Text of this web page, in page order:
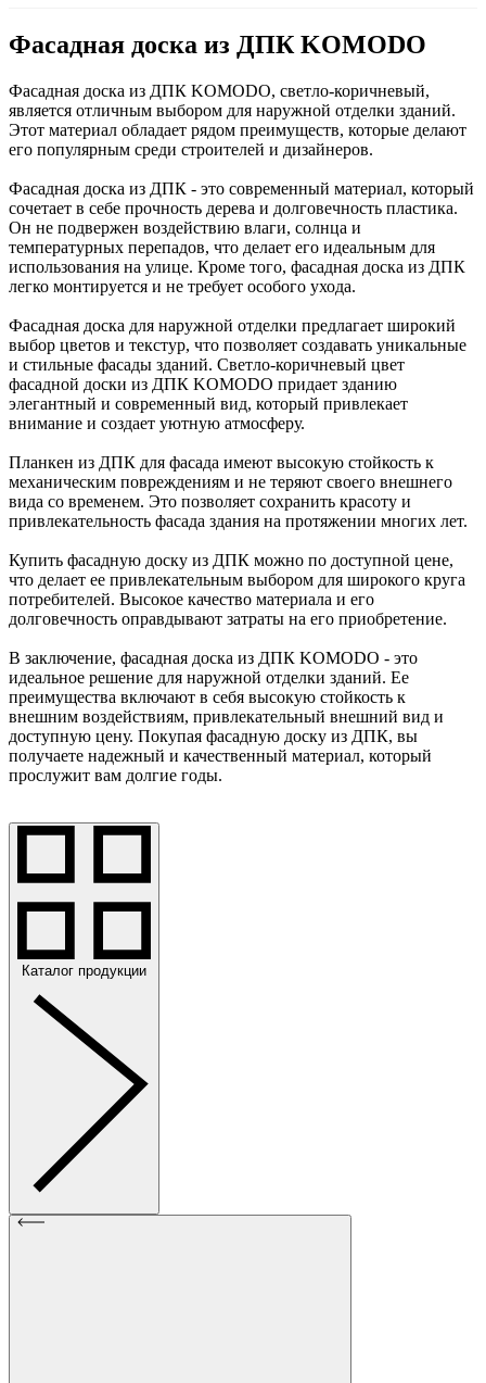
Фасадная доска из ДПК KOMODO
Фасадная доска из ДПК KOMODO, светло-коричневый,
является отличным выбором для наружной отделки зданий.
Этот материал обладает рядом преимуществ, которые делают
его популярным среди строителей и дизайнеров.
Фасадная доска из ДПК - это современный материал, который
сочетает в себе прочность дерева и долговечность пластика.
Он не подвержен воздействию влаги, солнца и
температурных перепадов, что делает его идеальным для
использования на улице. Кроме того, фасадная доска из ДПК
легко монтируется и не требует особого ухода.
Фасадная доска для наружной отделки предлагает широкий
выбор цветов и текстур, что позволяет создавать уникальные
и стильные фасады зданий. Светло-коричневый цвет
фасадной доски из ДПК KOMODO придает зданию
элегантный и современный вид, который привлекает
внимание и создает уютную атмосферу.
Планкен из ДПК для фасада имеют высокую стойкость к
механическим повреждениям и не теряют своего внешнего
вида со временем. Это позволяет сохранить красоту и
привлекательность фасада здания на протяжении многих лет.
Купить фасадную доску из ДПК можно по доступной цене,
что делает ее привлекательным выбором для широкого круга
потребителей. Высокое качество материала и его
долговечность оправдывают затраты на его приобретение.
В заключение, фасадная доска из ДПК KOMODO - это
идеальное решение для наружной отделки зданий. Ее
преимущества включают в себя высокую стойкость к
внешним воздействиям, привлекательный внешний вид и
доступную цену. Покупая фасадную доску из ДПК, вы
получаете надежный и качественный материал, который
прослужит вам долгие годы.
Каталог продукции